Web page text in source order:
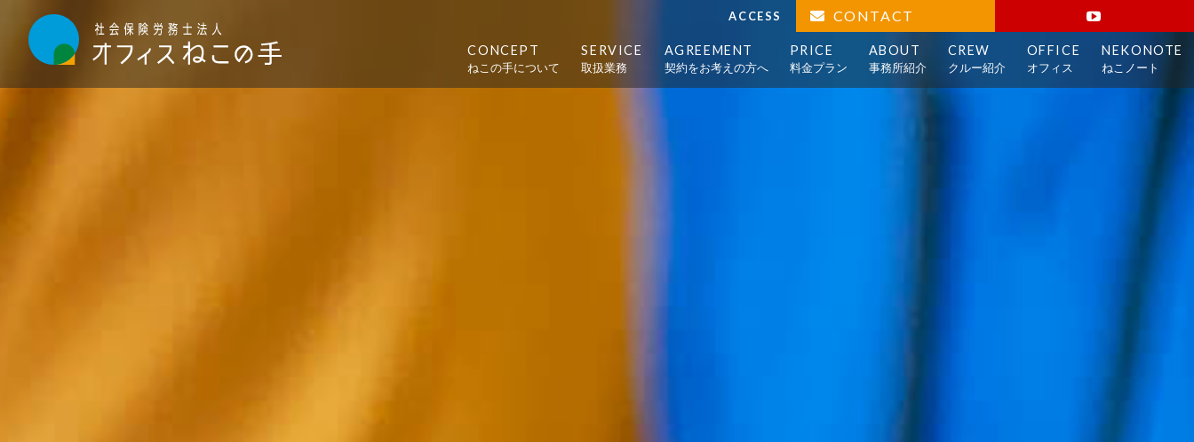
ACCESS CONTACT
CONCEPT
ねこの手について
SERVICE
取扱業務
AGREEMENT
契約をお考えの方へ
PRICE
料金プラン
ABOUT
事務所紹介
CREW
クルー紹介
OFFICE
オフィス
NEKONOTE
ねこノート